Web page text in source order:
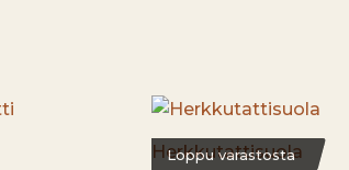
Loppu varastosta
Herkkutattisuola